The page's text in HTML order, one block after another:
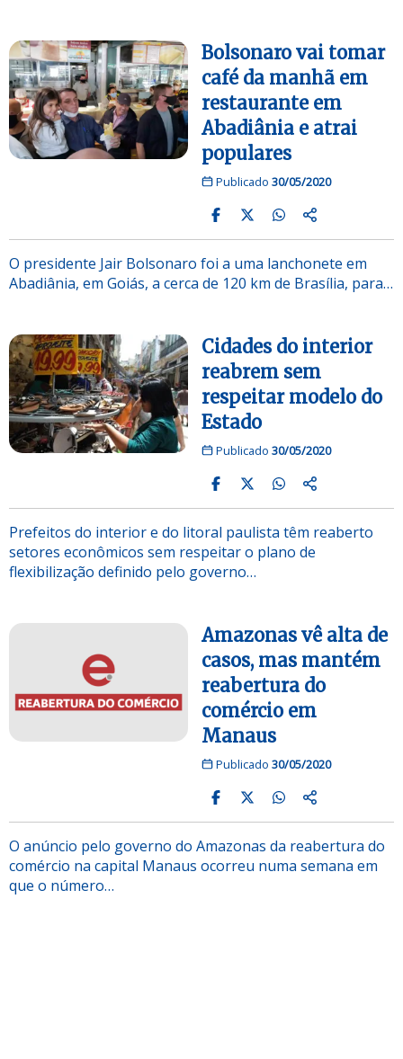
Bolsonaro vai tomar
café da manhã em
restaurante em
Abadiânia e atrai
populares
Publicado 30/05/2020
O presidente Jair Bolsonaro foi a uma lanchonete em
Abadiânia, em Goiás, a cerca de 120 km de Brasília, para…
Cidades do interior
reabrem sem
respeitar modelo do
Estado
Publicado 30/05/2020
Prefeitos do interior e do litoral paulista têm reaberto
setores econômicos sem respeitar o plano de
flexibilização definido pelo governo…
Amazonas vê alta de
casos, mas mantém
reabertura do
comércio em
Manaus
Publicado 30/05/2020
O anúncio pelo governo do Amazonas da reabertura do
comércio na capital Manaus ocorreu numa semana em
que o número…